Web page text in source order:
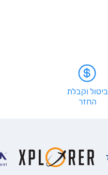
ביטול וקבלת
החזר